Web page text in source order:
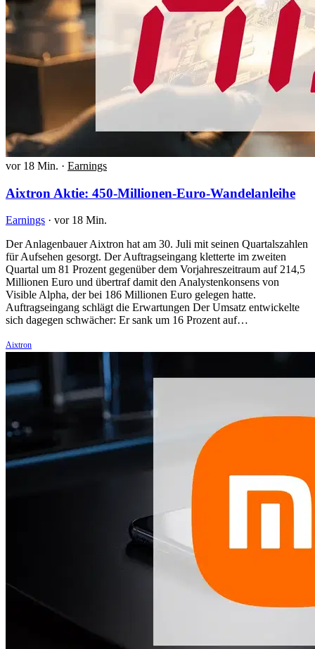
vor 18 Min. · Earnings
Aixtron Aktie: 450-Millionen-Euro-Wandelanleihe
Earnings · vor 18 Min.
Der Anlagenbauer Aixtron hat am 30. Juli mit seinen Quartalszahlen
für Aufsehen gesorgt. Der Auftragseingang kletterte im zweiten
Quartal um 81 Prozent gegenüber dem Vorjahreszeitraum auf 214,5
Millionen Euro und übertraf damit den Analystenkonsens von
Visible Alpha, der bei 186 Millionen Euro gelegen hatte.
Auftragseingang schlägt die Erwartungen Der Umsatz entwickelte
sich dagegen schwächer: Er sank um 16 Prozent auf…
Aixtron